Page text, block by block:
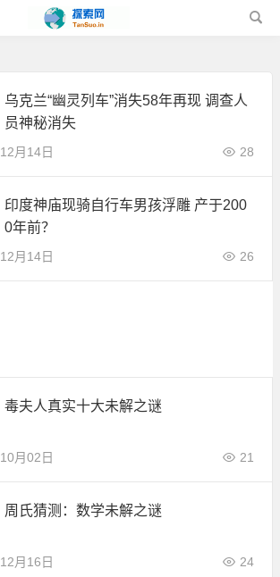
乌克兰“幽灵列车”消失58年再现 调查人
员神秘消失
12月14日 28
印度神庙现骑自行车男孩浮雕 产于200
0年前？
12月14日 26
毒夫人真实十大未解之谜
10月02日 21
周氏猜测：数学未解之谜
12月16日 24